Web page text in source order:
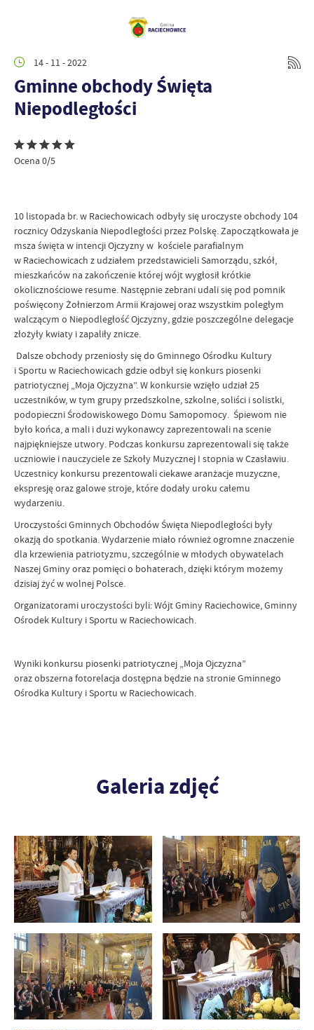
14 - 11 - 2022
Gminne obchody Święta
Niepodległości
Ocena 0/5
10 listopada br. w Raciechowicach odbyły się uroczyste obchody 104
rocznicy Odzyskania Niepodległości przez Polskę. Zapoczątkowała je
msza święta w intencji Ojczyzny w kościele parafialnym
w Raciechowicach z udziałem przedstawicieli Samorządu, szkół,
mieszkańców na zakończenie której wójt wygłosił krótkie
okolicznościowe resume. Następnie zebrani udali się pod pomnik
poświęcony Żołnierzom Armii Krajowej oraz wszystkim poległym
walczącym o Niepodległość Ojczyzny, gdzie poszczególne delegacje
złożyły kwiaty i zapaliły znicze.
Dalsze obchody przeniosły się do Gminnego Ośrodku Kultury
i Sportu w Raciechowicach gdzie odbył się konkurs piosenki
patriotycznej „Moja Ojczyzna”. W konkursie wzięło udział 25
uczestników, w tym grupy przedszkolne, szkolne, soliści i solistki,
podopieczni Środowiskowego Domu Samopomocy. Śpiewom nie
było końca, a mali i duzi wykonawcy zaprezentowali na scenie
najpiękniejsze utwory. Podczas konkursu zaprezentowali się także
uczniowie i nauczyciele ze Szkoły Muzycznej I stopnia w Czasławiu.
Uczestnicy konkursu prezentowali ciekawe aranżacje muzyczne,
ekspresję oraz galowe stroje, które dodały uroku całemu
wydarzeniu.
Uroczystości Gminnych Obchodów Święta Niepodległości były
okazją do spotkania. Wydarzenie miało również ogromne znaczenie
dla krzewienia patriotyzmu, szczególnie w młodych obywatelach
Naszej Gminy oraz pomięci o bohaterach, dzięki którym możemy
dzisiaj żyć w wolnej Polsce.
Organizatorami uroczystości byli: Wójt Gminy Raciechowice, Gminny
Ośrodek Kultury i Sportu w Raciechowicach.
Wyniki konkursu piosenki patriotycznej „Moja Ojczyzna”
oraz obszerna fotorelacja dostępna będzie na stronie Gminnego
Ośrodka Kultury i Sportu w Raciechowicach.
Galeria zdjęć